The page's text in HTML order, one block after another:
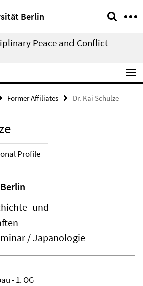
Berlin
Peace and Conflict
Former Affiliates Dr. Kai Schulze
Profile
und
/ Japanologie
- 1. OG